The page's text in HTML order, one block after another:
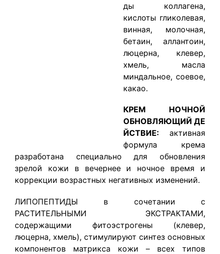
ды коллагена,
кислоты гликолевая,
винная, молочная,
бетаин, аллантоин,
люцерна, клевер,
хмель, масла
миндальное, соевое,
какао.
КРЕМ НОЧНОЙ
ОБНОВЛЯЮЩИЙ ДЕ
ЙСТВИЕ: активная
формула крема
разработана специально для обновления
зрелой кожи в вечернее и ночное время и
коррекции возрастных негативных изменений.
ЛИПОПЕПТИДЫ в сочетании с
РАСТИТЕЛЬНЫМИ ЭКСТРАКТАМИ,
содержащими фитоэстрогены (клевер,
люцерна, хмель), стимулируют синтез основных
компонентов матрикса кожи – всех типов